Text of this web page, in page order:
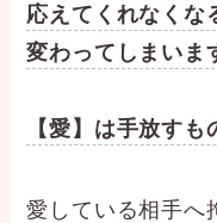
応えてくれなくな
変わってしまいま
【愛】は手放すも
愛している相手へ